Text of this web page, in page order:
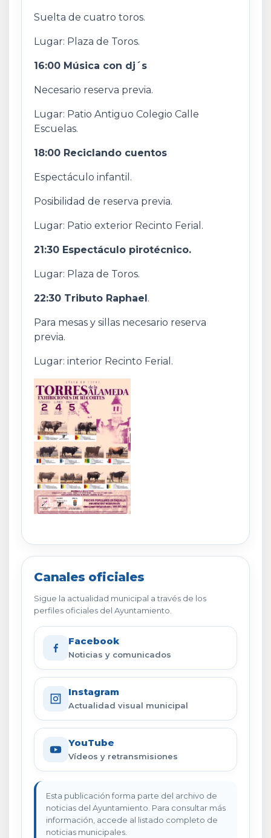
Suelta de cuatro toros.
Lugar: Plaza de Toros.
16:00 Música con dj´s
Necesario reserva previa.
Lugar: Patio Antiguo Colegio Calle
Escuelas.
18:00 Reciclando cuentos
Espectáculo infantil.
Posibilidad de reserva previa.
Lugar: Patio exterior Recinto Ferial.
21:30 Espectáculo pirotécnico.
Lugar: Plaza de Toros.
22:30 Tributo Raphael.
Para mesas y sillas necesario reserva
previa.
Lugar: interior Recinto Ferial.
Canales oficiales
Sigue la actualidad municipal a través de los
perfiles oficiales del Ayuntamiento.
Facebook
Noticias y comunicados
Instagram
Actualidad visual municipal
YouTube
Vídeos y retransmisiones
Esta publicación forma parte del archivo de
noticias del Ayuntamiento. Para consultar más
información, accede al listado completo de
noticias municipales.